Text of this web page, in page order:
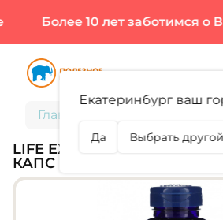
Более 10 лет заботимся о
Главная
LIFE EXTENSION, L-
КАПС (60 ПОРЦИЙ)
Екатеринбург ваш
Да Выбрать